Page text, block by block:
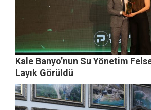
Kale Banyo’nun Su Yönetim
Layık Görüldü